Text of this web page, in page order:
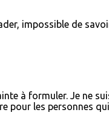
impossible de
à formuler. Je ne
pour les personnes